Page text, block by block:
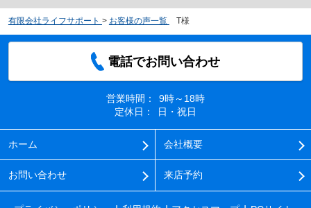
有限会社ライフサポート > お客様の声一覧 T様
電話でお問い合わせ
営業時間：
9時～18時
定休日：
日・祝日
ホーム 会社概要
お問い合わせ 来店予約